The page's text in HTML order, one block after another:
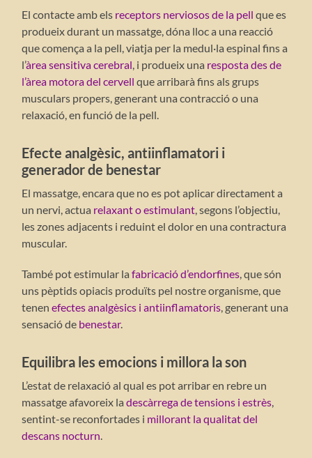
El contacte amb els receptors nerviosos de la pell que es
produeix durant un massatge, dóna lloc a una reacció
que comença a la pell, viatja per la medul·la espinal fins a
l’àrea sensitiva cerebral , i produeix una resposta des de
l’àrea motora del cervell que arribarà fins als grups
musculars propers, generant una contracció o una
relaxació, en funció de la pell.
Efecte analgèsic, antiinflamatori i
generador de benestar
El massatge, encara que no es pot aplicar directament a
un nervi, actua relaxant o estimulant , segons l’objectiu,
les zones adjacents i reduint el dolor en una contractura
muscular.
També pot estimular lafabricació d’endorfines , que són
uns pèptids opiacis produïts pel nostre organisme, que
tenenefectes analgèsics i antiinflamatoris , generant una
sensació de benestar.
Equilibra les emocions i millora la son
L’estat de relaxació al qual es pot arribar en rebre un
massatge afavoreix ladescàrrega de tensions i estrès
sentint-se reconfortades i millorant la qualitat del
descans nocturn